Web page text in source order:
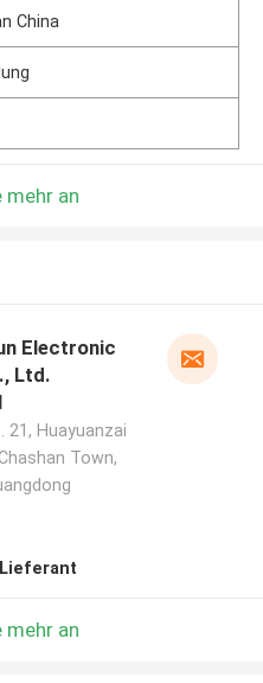
China
mehr an
Electronic
Ltd.
21, Huayuanzai
Town,
mehr an